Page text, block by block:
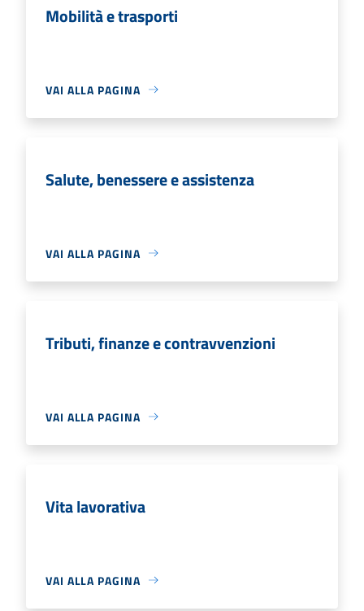
Mobilità e trasporti
VAI ALLA PAGINA
Salute, benessere e assistenza
VAI ALLA PAGINA
Tributi, finanze e contravvenzioni
VAI ALLA PAGINA
Vita lavorativa
VAI ALLA PAGINA